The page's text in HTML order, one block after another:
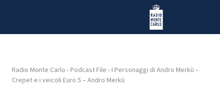
Radio Monte Carlo
HOME
Radio Monte Carlo › Podcast File › I Personaggi di Andro Merkù –
Crepet e i veicoli Euro 5 – Andro Merkù